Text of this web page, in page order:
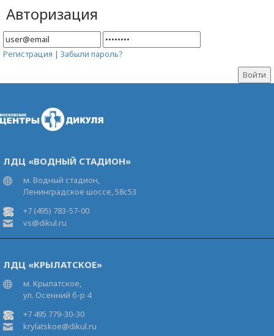
Авторизация
Регистрация | Забыли пароль?
ЛДЦ «ВОДНЫЙ СТАДИОН»
м. Водный стадион,
Ленинградское шоссе, 58с53
+7 (495) 783-57-00
vs@dikul.ru
ЛДЦ «КРЫЛАТСКОЕ»
м. Крылатское,
ул. Осенний б-р 4
+7 495 779-30-30
krylatskoe@dikul.ru